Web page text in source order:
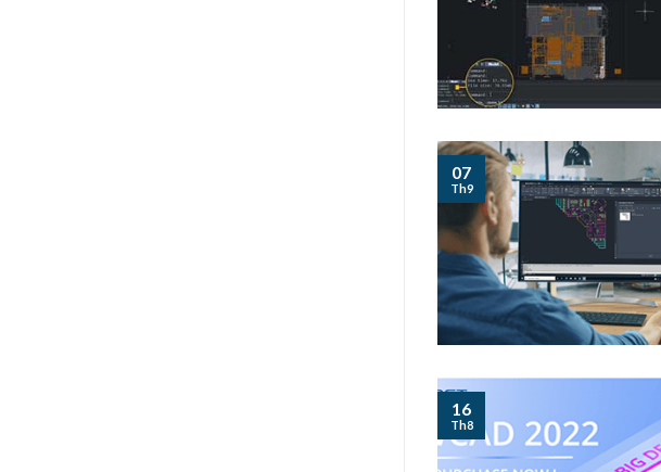
07
Th9
16
Th8